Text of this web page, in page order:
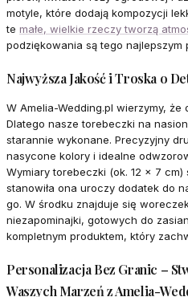
motyle, które dodają kompozycji
te małe, wielkie rzeczy tworzą
podziękowania są tego najlepszym
Najwyższa Jakość i Troska o
W Amelia-Wedding.pl wierzymy, że
Dlatego nasze torebeczki na
starannie wykonane. Precyzyjny
nasycone kolory i idealne
Wymiary torebeczki (ok. 12 x 7
stanowiła ona uroczy dodatek do
go. W środku znajduje się
niezapominajki, gotowych do
kompletnym produktem, który
Personalizacja Bez Granic –
Waszych Marzeń z Amelia-